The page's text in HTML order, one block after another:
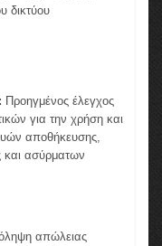
δικτύου
Προηγμένος έλεγχος
για την χρήση και
αποθήκευσης,
ασύρματων
απώλειας